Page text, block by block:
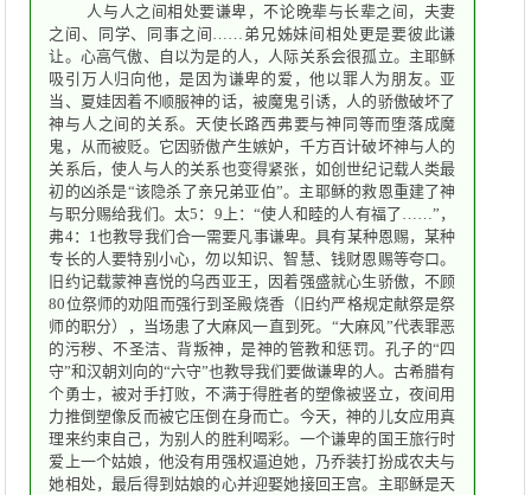
人与人之间相处要谦卑，不论晚辈与长辈之间，夫妻
之间、同学、同事之间……弟兄姊妹间相处更是要彼此谦
让。心高气傲、自以为是的人，人际关系会很孤立。主耶稣
吸引万人归向他，是因为谦卑的爱，他以罪人为朋友。亚
当、夏娃因着不顺服神的话，被魔鬼引诱，人的骄傲破坏了
神与人之间的关系。天使长路西弗要与神同等而堕落成魔
鬼，从而被贬。它因骄傲产生嫉妒，千方百计破坏神与人的
关系后，使人与人的关系也变得紧张，如创世纪记载人类最
初的凶杀是“该隐杀了亲兄弟亚伯”。主耶稣的救恩重建了神
与职分赐给我们。太5：9上：“使人和睦的人有福了……”，
弗4：1也教导我们合一需要凡事谦卑。具有某种恩赐，某种
专长的人要特别小心，勿以知识、智慧、钱财恩赐等夸口。
旧约记载蒙神喜悦的乌西亚王，因着强盛就心生骄傲，不顾
80位祭师的劝阻而强行到圣殿烧香（旧约严格规定献祭是祭
师的职分），当场患了大麻风一直到死。“大麻风”代表罪恶
的污秽、不圣洁、背叛神，是神的管教和惩罚。孔子的“四
守”和汉朝刘向的“六守”也教导我们要做谦卑的人。古希腊有
个勇士，被对手打败，不满于得胜者的塑像被竖立，夜间用
力推倒塑像反而被它压倒在身而亡。今天，神的儿女应用真
理来约束自己，为别人的胜利喝彩。一个谦卑的国王旅行时
爱上一个姑娘，他没有用强权逼迫她，乃乔装打扮成农夫与
她相处，最后得到姑娘的心并迎娶她接回王宫。主耶稣是天